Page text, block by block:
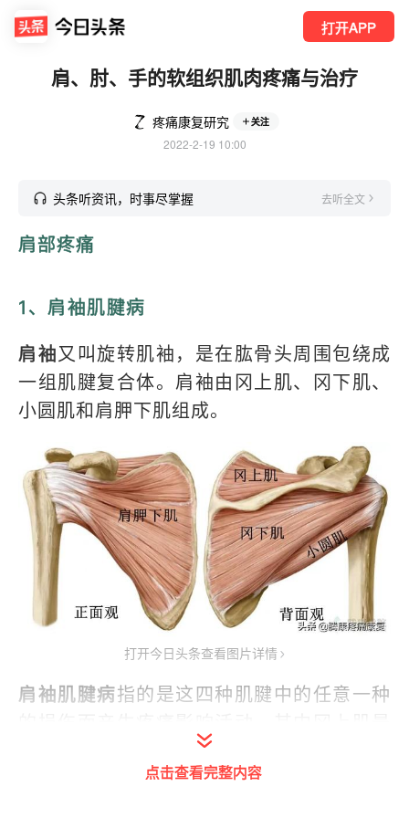
打开APP
肩、肘、手的软组织肌肉疼痛与治疗
疼痛康复研究 关注
2022-2-19 10:00
头条听资讯，时事尽掌握 去听全文
肩部疼痛
1、肩袖肌腱病
肩袖又叫旋转肌袖，是在肱骨头周围包绕成
一组肌腱复合体。肩袖由冈上肌、冈下肌、
小圆肌和肩胛下肌组成。
打开今日头条查看图片详情
肩袖肌腱病指的是这四种肌腱中的任意一种
常受到影响。在慢性肌腱病中，旋转肌薄
弱，肱骨头错位，导致肩峰在运动时撞击冈
点击查看完整内容